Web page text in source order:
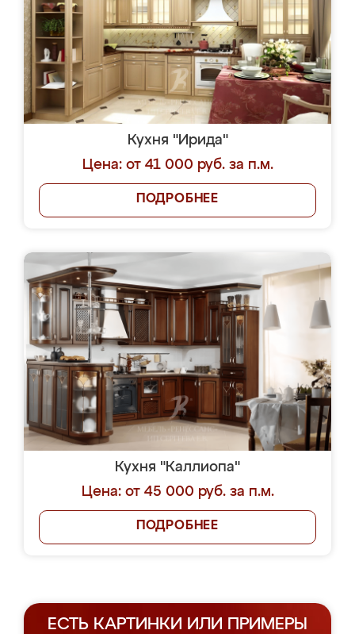
Кухня "Ирида"
Цена: от 41 000 руб. за п.м.
ПОДРОБНЕЕ
Кухня "Каллиопа"
Цена: от 45 000 руб. за п.м.
ПОДРОБНЕЕ
ЕСТЬ КАРТИНКИ ИЛИ ПРИМЕРЫ